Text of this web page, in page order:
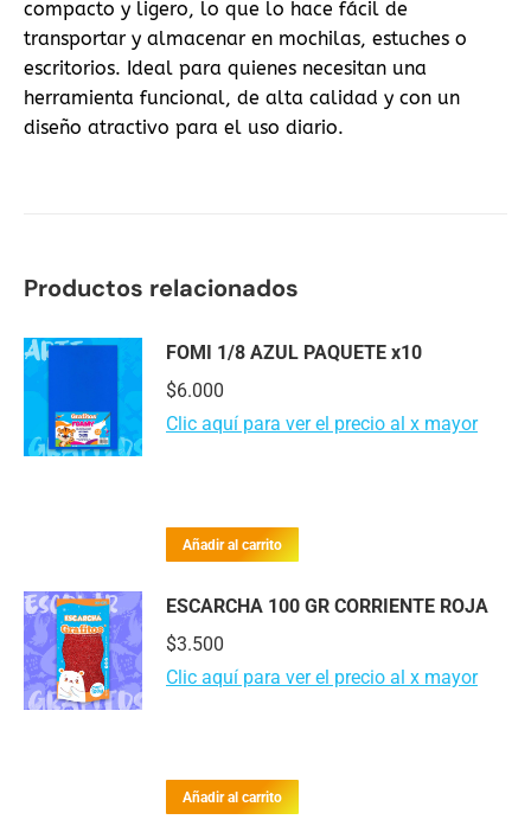
compacto y ligero, lo que lo hace fácil de
transportar y almacenar en mochilas, estuches o
escritorios. Ideal para quienes necesitan una
herramienta funcional, de alta calidad y con un
diseño atractivo para el uso diario.
Productos relacionados
FOMI 1/8 AZUL PAQUETE x10
$6.000
Clic aquí para ver el precio al x mayor
Añadir al carrito
ESCARCHA 100 GR CORRIENTE ROJA
$3.500
Clic aquí para ver el precio al x mayor
Añadir al carrito